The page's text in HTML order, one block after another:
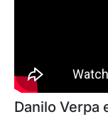
Danilo Verpa